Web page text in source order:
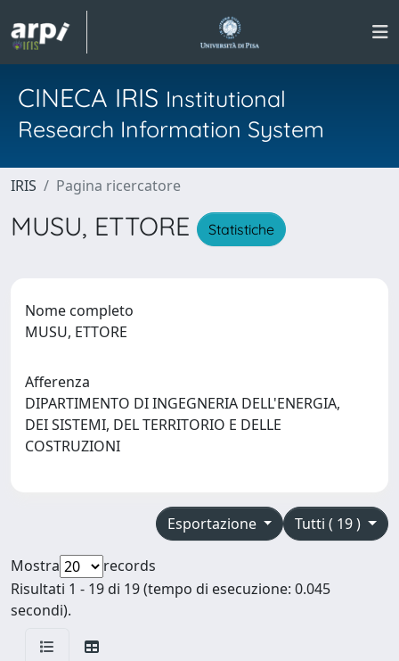
CINECA IRIS Institutional
Research Information System
IRIS Pagina ricercatore
MUSU, ETTORE Statistiche
Nome completo
MUSU, ETTORE
Afferenza
DIPARTIMENTO DI INGEGNERIA DELL'ENERGIA,
DEI SISTEMI, DEL TERRITORIO E DELLE
COSTRUZIONI
Tutti ( 19 )
Esportazione
Mostra
records
Risultati 1 - 19 di 19 (tempo di esecuzione: 0.045
secondi).